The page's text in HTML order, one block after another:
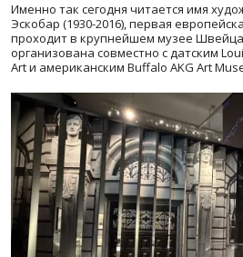
Именно так сегодня читается имя
Эскобар (1930-2016), первая
проходит в крупнейшем музее
организована совместно с датским
Art и американским Buffalo AKG Art